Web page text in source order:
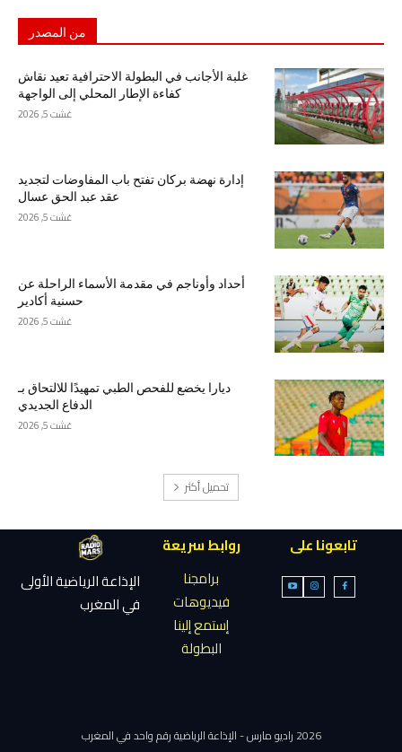
من المصدر
غلبة الأجانب في البطولة الاحترافية تعيد نقاش
كفاءة الإطار المحلي إلى الواجهة
غشت 5, 2026
إدارة نهضة بركان تفتح باب المفاوضات لتجديد
عقد عبد الحق عسال
غشت 5, 2026
أحداد وأوناجم في مقدمة الأسماء الراحلة عن
حسنية أكادير
غشت 5, 2026
ديارا يخضع للفحص الطبي تمهيدًا للالتحاق بـ
الدفاع الجديدي
غشت 5, 2026
تحميل أكثر
تابعونا على
روابط سريعة
برامجنا
فيديوهات
إستمع إلينا
البطولة
الإذاعة الرياضية الأولى
في المغرب
2026 راديو مارس - الإذاعة الرياضية رقم واحد في المغرب